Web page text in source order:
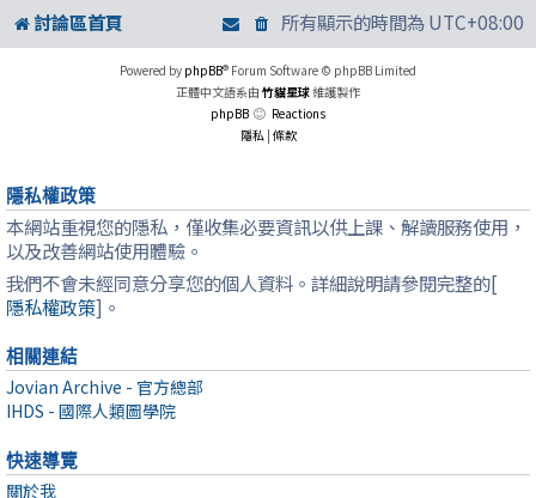
討論區首頁 所有顯示的時間為UTC+08:00
Powered by phpBB® Forum Software © phpBB Limited
正體中文語系由 竹貓星球 維護製作
phpBB
Reactions
隱私 | 條款
隱私權政策
本網站重視您的隱私，僅收集必要資訊以供上課、解讀服務使用，
以及改善網站使用體驗。
我們不會未經同意分享您的個人資料。詳細說明請參閱完整的[
隱私權政策]。
相關連結
Jovian Archive - 官方總部
IHDS - 國際人類圖學院
快速導覽
關於我